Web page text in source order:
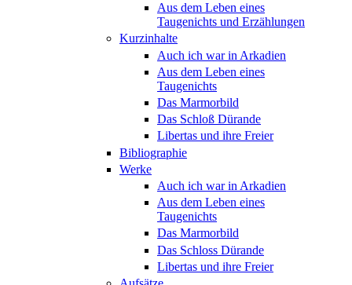
Aus dem Leben eines
Taugenichts und Erzählungen
Kurzinhalte
Auch ich war in Arkadien
Aus dem Leben eines
Taugenichts
Das Marmorbild
Das Schloß Dürande
Libertas und ihre Freier
Bibliographie
Werke
Auch ich war in Arkadien
Aus dem Leben eines
Taugenichts
Das Marmorbild
Das Schloss Dürande
Libertas und ihre Freier